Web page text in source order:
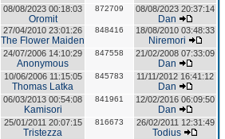
08/08/2023 00:18:03
Oromit
872709 08/08/2023 20:37:14
Dan
27/04/2010 23:01:26
The Flower Maiden
848416 18/08/2010 03:48:33
Niremori
24/07/2006 14:10:29
Anonymous
847558 21/02/2008 07:33:09
Dan
10/06/2006 11:15:05
Thomas Latka
845783 11/11/2012 16:41:12
Dan
06/03/2013 00:54:08
Kamisori
841961 12/02/2016 06:09:50
Dan
25/01/2011 20:07:15
Tristezza
816673 26/02/2011 12:31:49
Todius